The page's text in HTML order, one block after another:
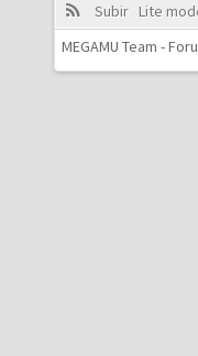
Subir Lite
MEGAMU Team -